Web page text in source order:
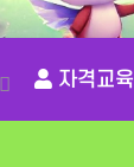
자격교육